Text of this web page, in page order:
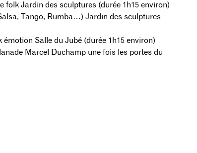
folk Jardin des sculptures (durée 1h15 environ)
Tango, Rumba…) Jardin des sculptures
émotion Salle du Jubé (durée 1h15 environ)
Marcel Duchamp une fois les portes du